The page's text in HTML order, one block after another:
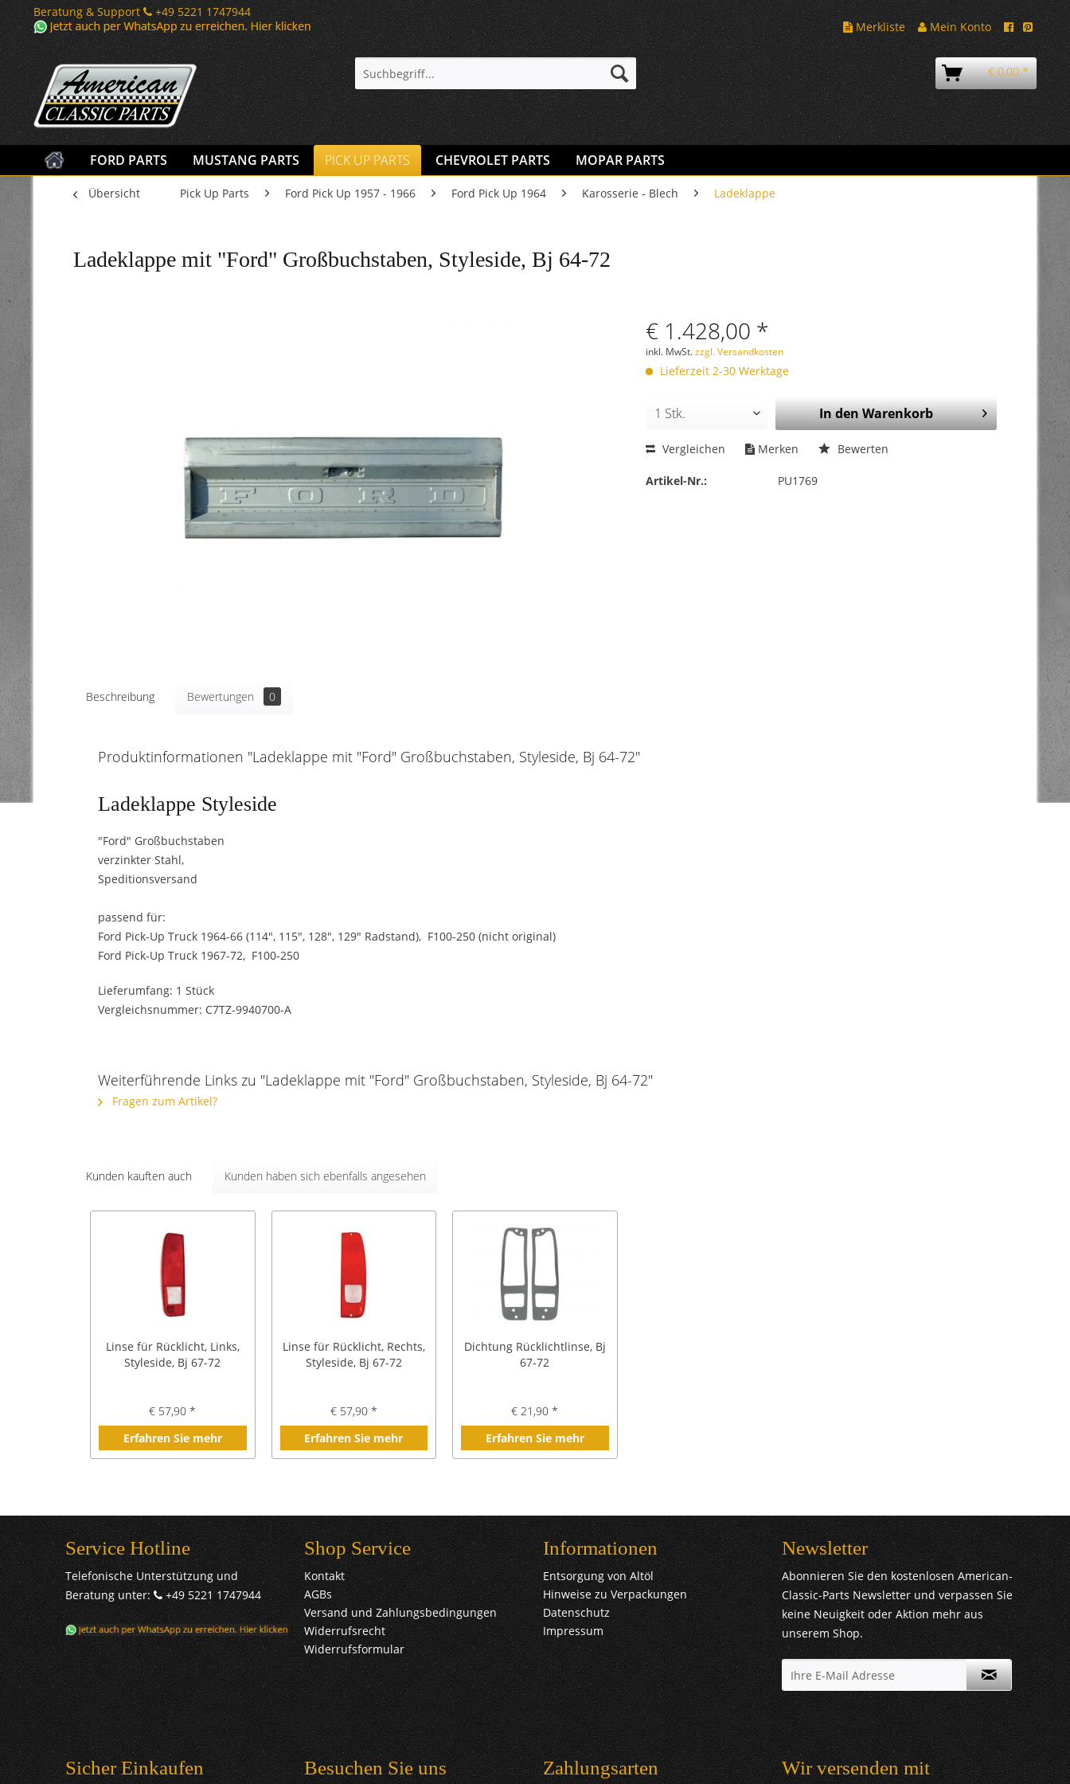
Beratung & Support
+49 5221 1747944
Merkliste
Mein Konto
€ 0,00 *
FORD PARTS MUSTANG PARTS PICK UP PARTS CHEVROLET PARTS MOPAR PARTS
Übersicht Pick Up Parts Ford Pick Up 1957 - 1966 Ford Pick Up 1964 Karosserie - Blech Ladeklappe
Ladeklappe mit "Ford" Großbuchstaben, Styleside, Bj 64-72
€ 1.428,00 *
inkl. MwSt.zzgl. Versandkosten
Lieferzeit 2-30 Werktage
In denWarenkorb
Vergleichen Merken Bewerten
Artikel-Nr.: PU1769
Beschreibung Bewertungen 0
Produktinformationen "Ladeklappe mit "Ford" Großbuchstaben, Styleside, Bj 64-72"
Ladeklappe Styleside
"Ford" Großbuchstaben
verzinkter Stahl,
Speditionsversand
passend für:
Ford Pick-Up Truck 1964-66 (114", 115", 128", 129" Radstand), F100-250 (nicht original)
Ford Pick-Up Truck 1967-72, F100-250
Lieferumfang: 1 Stück
Vergleichsnummer: C7TZ-9940700-A
Weiterführende Links zu "Ladeklappe mit "Ford" Großbuchstaben, Styleside, Bj 64-72"
Fragen zum Artikel?
Kunden kauften auch Kunden haben sich ebenfalls angesehen
Linse für Rücklicht, Links,
Styleside, Bj 67-72
€ 57,90 *
Erfahren Sie mehr
Linse für Rücklicht, Rechts,
Styleside, Bj 67-72
€ 57,90 *
Erfahren Sie mehr
Dichtung Rücklichtlinse, Bj
67-72
€ 21,90 *
Erfahren Sie mehr
Service Hotline
Telefonische Unterstützung und
Beratung unter:
+49 5221 1747944
Shop Service
Kontakt
AGBs
Versand und Zahlungsbedingungen
Widerrufsrecht
Widerrufsformular
Informationen
Entsorgung von Altöl
Hinweise zu Verpackungen
Datenschutz
Impressum
Newsletter
Abonnieren Sie den kostenlosen American-
Classic-Parts Newsletter und verpassen Sie
keine Neuigkeit oder Aktion mehr aus
unserem Shop.
Sicher Einkaufen Besuchen Sie uns Zahlungsarten Wir versenden mit